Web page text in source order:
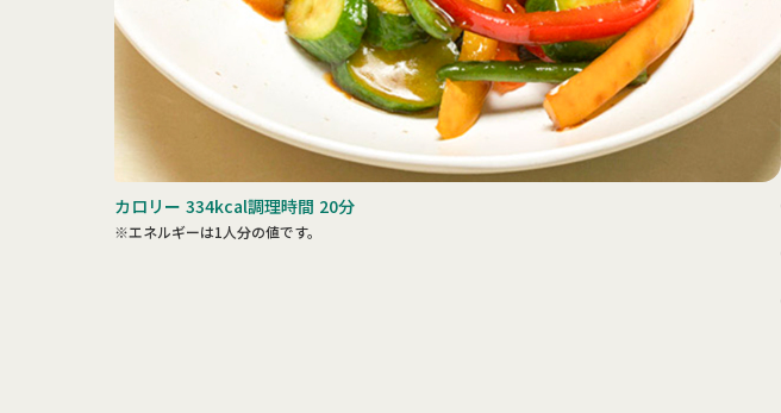
カロリー 334kcal調理時間 20分
※エネルギーは1人分の値です。